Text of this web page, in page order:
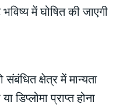
में घोषित की जाएगी
संबंधित क्षेत्र में मान्यता
डिप्लोमा प्राप्त होना